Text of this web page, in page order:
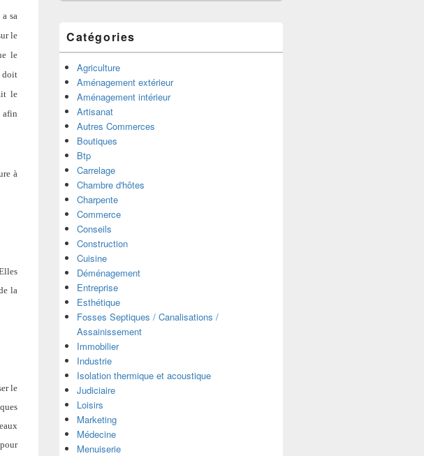
a sa
le
le
doit
le
afin
à
la
le
Catégories
Agriculture
Aménagement extérieur
Aménagement intérieur
Artisanat
Autres Commerces
Boutiques
Btp
Carrelage
Chambre d'hôtes
Charpente
Commerce
Conseils
Construction
Cuisine
Déménagement
Entreprise
Esthétique
Fosses Septiques / Canalisations /
Assainissement
Immobilier
Industrie
Isolation thermique et acoustique
Judiciaire
Loisirs
Marketing
Médecine
Menuiserie